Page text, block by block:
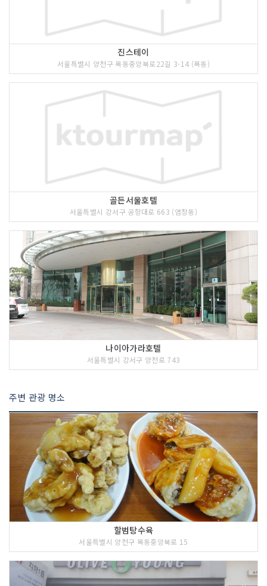
진스테이
서울특별시 양천구 목동중앙북로22길 3-14 (목동)
골든서울호텔
서울특별시 강서구 공항대로 663 (염창동)
나이아가라호텔
서울특별시 강서구 양천로 743
주변 관광 명소
할범탕수육
서울특별시 양천구 목동중앙북로 15